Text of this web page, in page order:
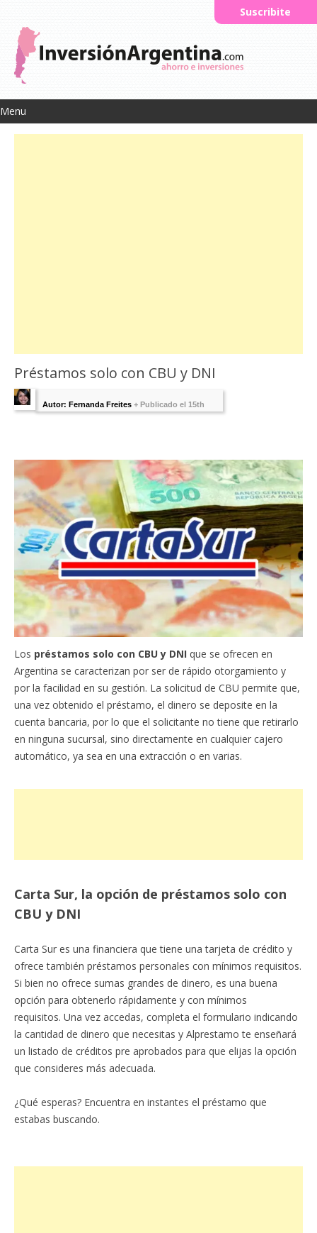
Menu
Suscribite
Préstamos solo con CBU y DNI
Autor: Fernanda Freites + Publicado el 15th
Los préstamos solo con CBU y DNI que se ofrecen en
Argentina se caracterizan por ser de rápido otorgamiento y
por la facilidad en su gestión. La solicitud de CBU permite que,
una vez obtenido el préstamo, el dinero se deposite en la
cuenta bancaria, por lo que el solicitante no tiene que retirarlo
en ninguna sucursal, sino directamente en cualquier cajero
automático, ya sea en una extracción o en varias.
Carta Sur, la opción de préstamos solo con
CBU y DNI
Carta Sur es una financiera que tiene una tarjeta de crédito y
ofrece también préstamos personales con mínimos requisitos.
Si bien no ofrece sumas grandes de dinero, es una buena
opción para obtenerlo rápidamente y con mínimos
requisitos. Una vez accedas, completa el formulario indicando
la cantidad de dinero que necesitas y Alprestamo te enseñará
un listado de créditos pre aprobados para que elijas la opción
que consideres más adecuada.
¿Qué esperas? Encuentra en instantes el préstamo que
estabas buscando.